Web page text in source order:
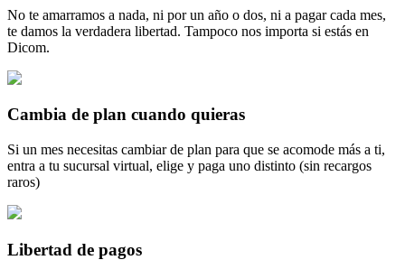
No te amarramos a nada, ni por un año o dos, ni a pagar cada mes,
te damos la verdadera libertad. Tampoco nos importa si estás en
Dicom.
Cambia de plan cuando quieras
Si un mes necesitas cambiar de plan para que se acomode más a ti,
entra a tu sucursal virtual, elige y paga uno distinto (sin recargos
raros)
Libertad de pagos